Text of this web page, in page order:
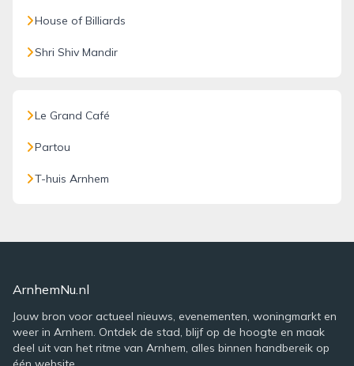
House of Billiards
Shri Shiv Mandir
Le Grand Café
Partou
T-huis Arnhem
ArnhemNu.nl
Jouw bron voor actueel nieuws, evenementen, woningmarkt en
weer in Arnhem. Ontdek de stad, blijf op de hoogte en maak
deel uit van het ritme van Arnhem, alles binnen handbereik op